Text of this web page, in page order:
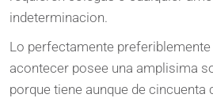
indeterminacion.
Lo perfectamente
acontecer posee una amplisima
porque tiene aunque de cincuenta